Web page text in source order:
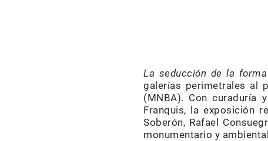
La seducción de la forma
galerías perimetrales al
(MNBA). Con curaduría
Franquis, la exposición
Soberón, Rafael
monumentario y